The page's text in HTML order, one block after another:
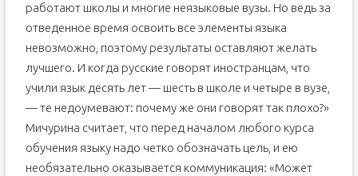
работают школы и многие неязыковые вузы. Но ведь за
отведенное время освоить все элементы языка
невозможно, поэтому результаты оставляют желать
лучшего. И когда русские говорят иностранцам, что
учили язык десять лет — шесть в школе и четыре в вузе,
— те недоумевают: почему же они говорят так плохо?»
Мичурина считает, что перед началом любого курса
обучения языку надо четко обозначать цель, и ею
необязательно оказывается коммуникация: «Может